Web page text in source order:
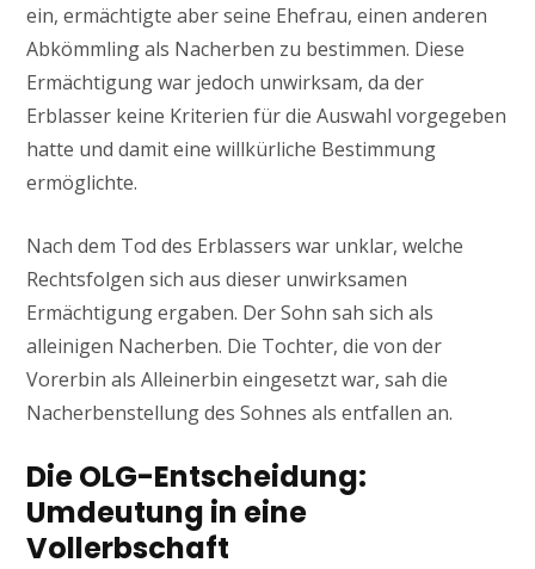
ein, ermächtigte aber seine Ehefrau, einen anderen
Abkömmling als Nacherben zu bestimmen. Diese
Ermächtigung war jedoch unwirksam, da der
Erblasser keine Kriterien für die Auswahl vorgegeben
hatte und damit eine willkürliche Bestimmung
ermöglichte.
Nach dem Tod des Erblassers war unklar, welche
Rechtsfolgen sich aus dieser unwirksamen
Ermächtigung ergaben. Der Sohn sah sich als
alleinigen Nacherben. Die Tochter, die von der
Vorerbin als Alleinerbin eingesetzt war, sah die
Nacherbenstellung des Sohnes als entfallen an.
Die OLG-Entscheidung:
Umdeutung in eine
Vollerbschaft